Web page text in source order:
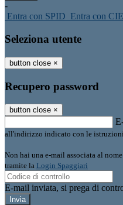
-
Entra con SPID Entra con CIE
Seleziona utente
button close ×
Recupero password
button close ×
all'indirizzo indicato con le istruzioni
Non hai una e-mail associata al
tramite la Login Spaggiari
E-mail inviata, si prega di